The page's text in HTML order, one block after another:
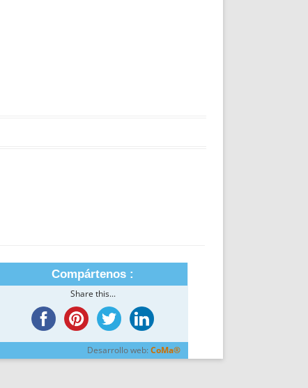
Compártenos :
Share this...
Desarrollo web: CoMa®